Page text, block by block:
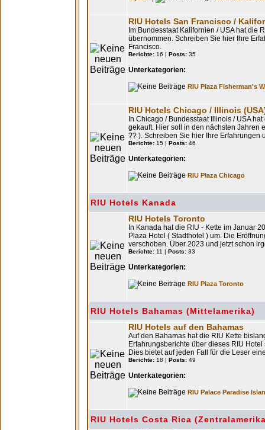
RIU Hotels San Francisco /
Im Bundesstaat Kalifornien / USA hat die
übernommen. Schreiben Sie hier Ihre
Francisco.
Berichte: 16 | Posts: 35
Unterkategorien:
RIU Plaza Fisherman's
RIU Hotels Chicago / Illinois
In Chicago / Bundesstaat Illinois / USA
gekauft. Hier soll in den nächsten Jahren
?? ). Schreiben Sie hier Ihre Erfahrungen
Berichte: 15 | Posts: 46
Unterkategorien:
RIU Plaza Chicago
RIU Hotels Kanada
RIU Hotels Toronto
In Kanada hat die RIU - Kette im Januar
Plaza Hotel ( Stadthotel ) um. Die
verschoben. Über 2023 und jetzt schon
Berichte: 11 | Posts: 33
Unterkategorien:
RIU Plaza Toronto
RIU Hotels Bahamas (Mittelamerika)
RIU Hotels auf den Bahamas
Auf den Bahamas hat die RIU Kette
Erfahrungsberichte über dieses RIU
Dies bietet auf jeden Fall für die Leser
Berichte: 18 | Posts: 49
Unterkategorien:
RIU Palace Paradise
RIU Hotels Costa Rica